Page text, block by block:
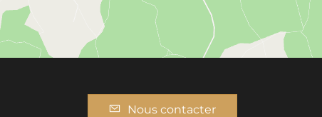
Nous contacter